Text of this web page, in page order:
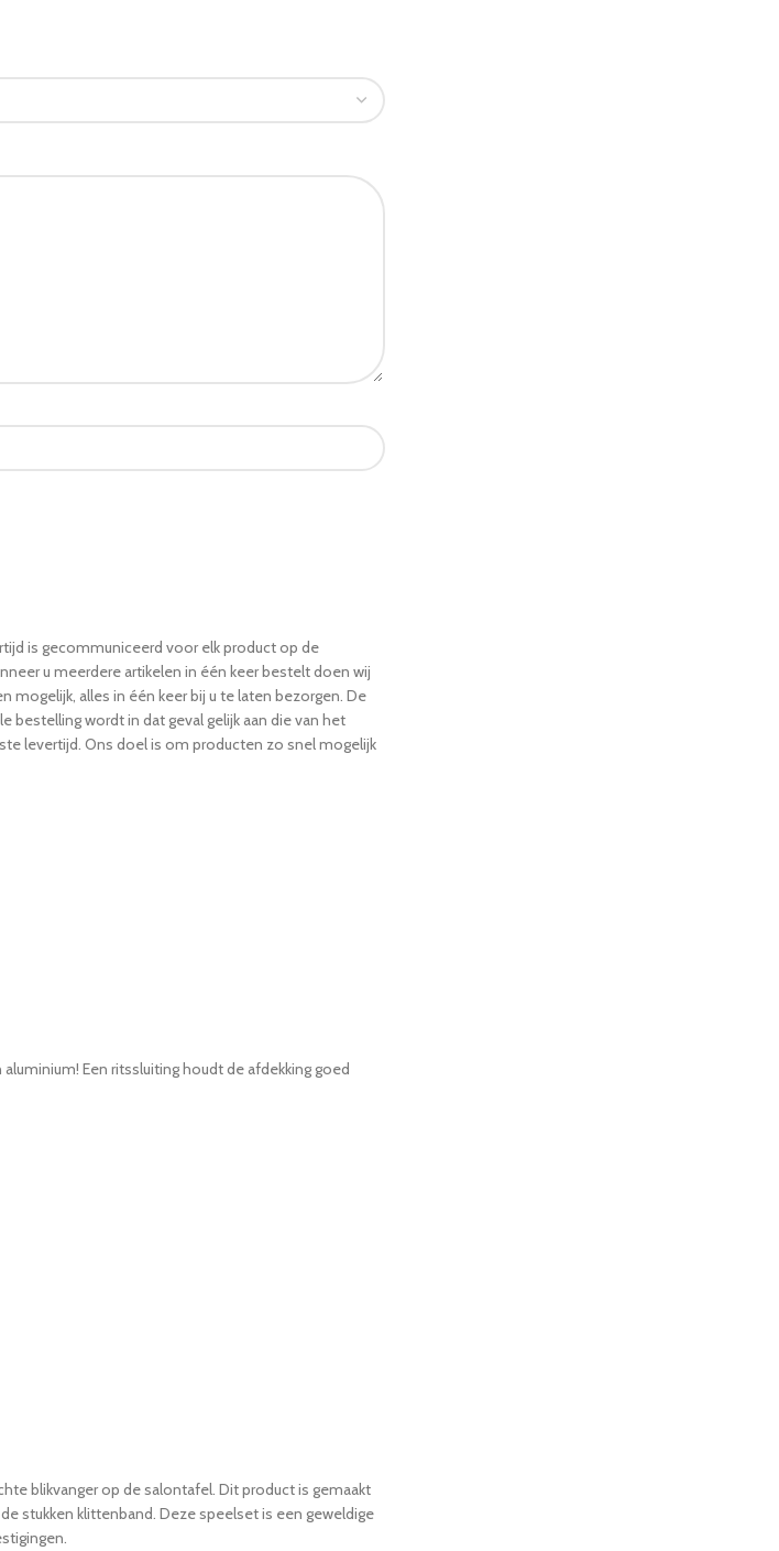
is gecommuniceerd voor elk product op de
u meerdere artikelen in één keer bestelt doen wij
mogelijk, alles in één keer bij u te laten bezorgen. De
bestelling wordt in dat geval gelijk aan die van het
levertijd. Ons doel is om producten zo snel mogelijk
Een ritssluiting houdt de afdekking goed
blikvanger op de salontafel. Dit product is gemaakt
stukken klittenband. Deze speelset is een geweldige